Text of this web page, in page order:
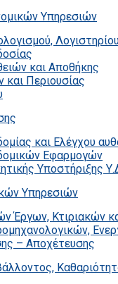
Υπηρεσιών
και Αποθήκης
Περιουσίας
και Ελέγχου
Εφαρμογών
Υποστήριξης
Υπηρεσιών
Έργων, Κτιριακών
– Αποχέτευσης